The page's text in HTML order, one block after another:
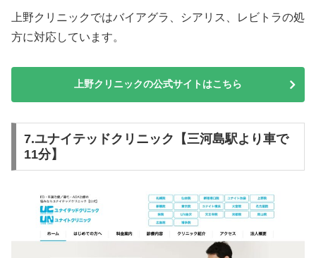
上野クリニックではバイアグラ、シアリス、レビトラの処
方に対応しています。
上野クリニックの公式サイトはこちら
7.ユナイテッドクリニック【三河島駅より車で
11分】